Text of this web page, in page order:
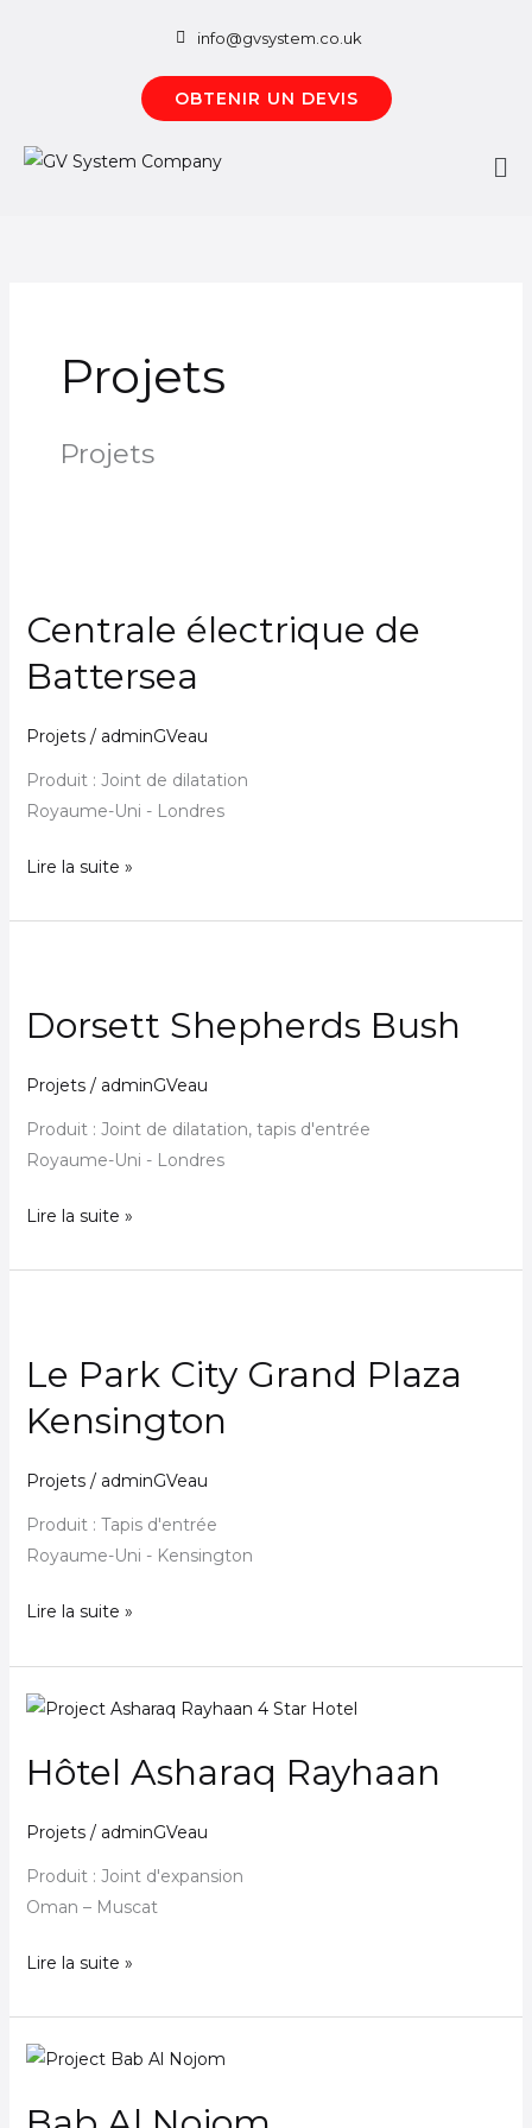
info@gvsystem.co.uk
OBTENIR UN DEVIS
Projets
Projets
Centrale électrique de
Battersea
Projets/ adminGVeau
Produit : Joint de dilatation
Royaume-Uni - Londres
de
Lire la suite »
Dorsett Shepherds Bush
Projets/ adminGVeau
Produit : Joint de dilatation, tapis d'entrée
Royaume-Uni - Londres
Bush
Lire la suite »
Le Park City Grand Plaza
Kensington
Projets/ adminGVeau
Produit : Tapis d'entrée
Royaume-Uni - Kensington
City
Plaza
Lire la suite »
Hôtel Asharaq Rayhaan
Projets/ adminGVeau
Produit : Joint d'expansion
Oman – Muscat
Hôtel
Rayhaan
Lire la suite »
Bab
Nojom